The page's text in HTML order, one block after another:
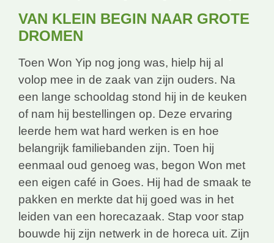
VAN KLEIN BEGIN NAAR GROTE
DROMEN
Toen Won Yip nog jong was, hielp hij al
volop mee in de zaak van zijn ouders. Na
een lange schooldag stond hij in de keuken
of nam hij bestellingen op. Deze ervaring
leerde hem wat hard werken is en hoe
belangrijk familiebanden zijn. Toen hij
eenmaal oud genoeg was, begon Won met
een eigen café in Goes. Hij had de smaak te
pakken en merkte dat hij goed was in het
leiden van een horecazaak. Stap voor stap
bouwde hij zijn netwerk in de horeca uit. Zijn